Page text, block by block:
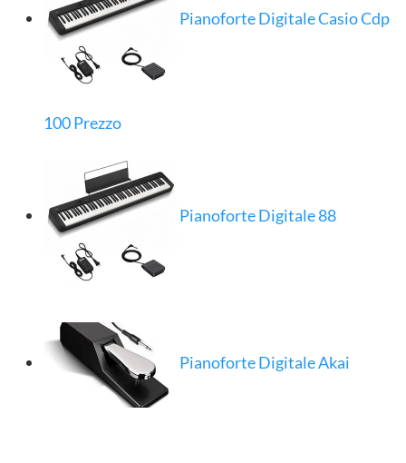
Pianoforte Digitale Casio Cdp
100 Prezzo
Pianoforte Digitale 88
Pianoforte Digitale Akai